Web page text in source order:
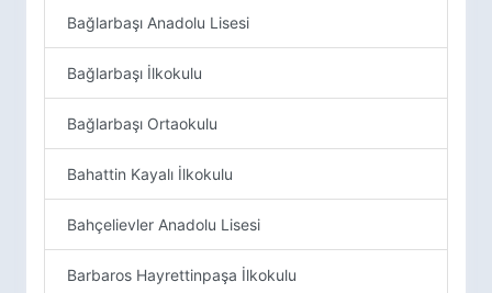
Bağlarbaşı Anadolu Lisesi
Bağlarbaşı İlkokulu
Bağlarbaşı Ortaokulu
Bahattin Kayalı İlkokulu
Bahçelievler Anadolu Lisesi
Barbaros Hayrettinpaşa İlkokulu